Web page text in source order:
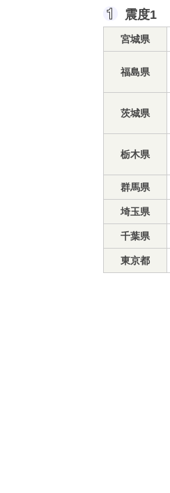
震度1
宮城県
福島県
茨城県
栃木県
群馬県
埼玉県
千葉県
東京都